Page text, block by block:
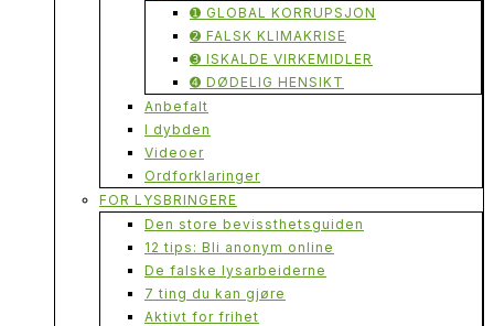
➊ GLOBAL KORRUPSJON
➋ FALSK KLIMAKRISE
➌ ISKALDE VIRKEMIDLER
➍ DØDELIG HENSIKT
Anbefalt
I dybden
Videoer
Ordforklaringer
FOR LYSBRINGERE
Den store bevissthetsguiden
12 tips: Bli anonym online
De falske lysarbeiderne
7 ting du kan gjøre
Aktivt for frihet